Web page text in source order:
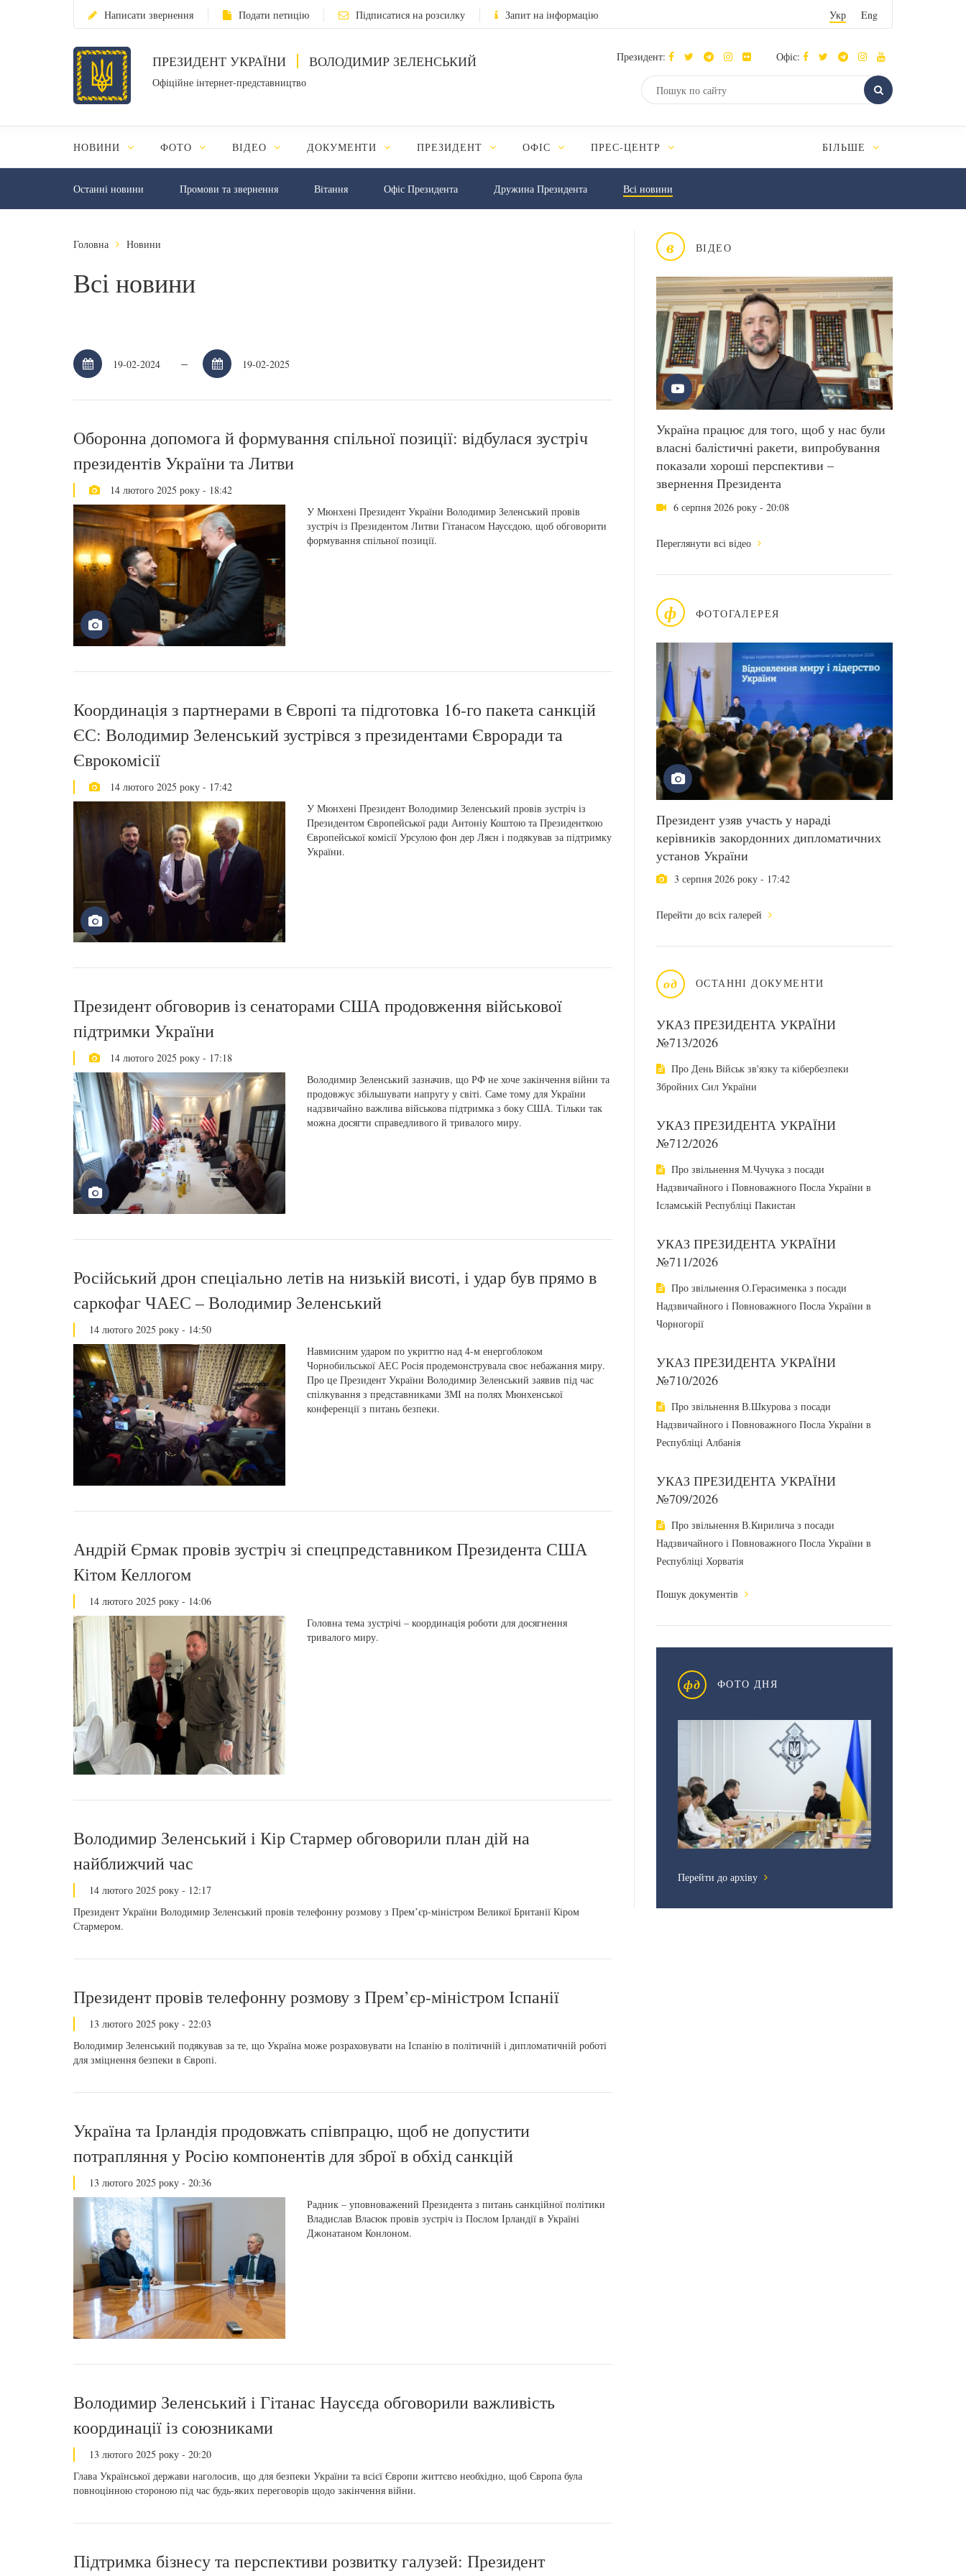
Написати звернення Подати петицію Підписатися на розсилку Запит на інформацію Укр Eng
ПРЕЗИДЕНТ УКРАЇНИ ВОЛОДИМИР ЗЕЛЕНСЬКИЙ
Офіційне інтернет-представництво
Президент: Офіс:
НОВИНИ ФОТО ВІДЕО ДОКУМЕНТИ ПРЕЗИДЕНТ ОФІС ПРЕС-ЦЕНТР БІЛЬШЕ
Останні новини Промови та звернення Вiтання Офіс Президента Дружина Президента Всі новини
в ВІДЕО
Україна працює для того, щоб у нас були
власні балістичні ракети, випробування
показали хороші перспективи –
звернення Президента
6 серпня 2026 року - 20:08
Переглянути всі відео
ф ФОТОГАЛЕРЕЯ
Президент узяв участь у нараді
керівників закордонних дипломатичних
установ України
3 серпня 2026 року - 17:42
Перейти до всіх галерей
од ОСТАННІ ДОКУМЕНТИ
УКАЗ ПРЕЗИДЕНТА УКРАЇНИ
№713/2026
Про День Військ зв'язку та кібербезпеки
Збройних Сил України
УКАЗ ПРЕЗИДЕНТА УКРАЇНИ
№712/2026
Про звільнення М.Чучука з посади
Надзвичайного і Повноважного Посла України в
Ісламській Республіці Пакистан
УКАЗ ПРЕЗИДЕНТА УКРАЇНИ
№711/2026
Про звільнення О.Герасименка з посади
Надзвичайного і Повноважного Посла України в
Чорногорії
УКАЗ ПРЕЗИДЕНТА УКРАЇНИ
№710/2026
Про звільнення В.Шкурова з посади
Надзвичайного і Повноважного Посла України в
Республіці Албанія
УКАЗ ПРЕЗИДЕНТА УКРАЇНИ
№709/2026
Про звільнення В.Кирилича з посади
Надзвичайного і Повноважного Посла України в
Республіці Хорватія
Пошук документів
фд ФОТО ДНЯ
Перейти до архіву
Головна Новини
Всі новини
–
Оборонна допомога й формування спільної позиції: відбулася зустріч
президентів України та Литви
14 лютого 2025 року - 18:42
У Мюнхені Президент України Володимир Зеленський провів
зустріч із Президентом Литви Гітанасом Наусєдою, щоб обговорити
формування спільної позиції.
Координація з партнерами в Європі та підготовка 16-го пакета санкцій
ЄС: Володимир Зеленський зустрівся з президентами Євроради та
Єврокомісії
14 лютого 2025 року - 17:42
У Мюнхені Президент Володимир Зеленський провів зустріч із
Президентом Європейської ради Антоніу Коштою та Президенткою
Європейської комісії Урсулою фон дер Ляєн і подякував за підтримку
України.
Президент обговорив із сенаторами США продовження військової
підтримки України
14 лютого 2025 року - 17:18
Володимир Зеленський зазначив, що РФ не хоче закінчення війни та
продовжує збільшувати напругу у світі. Саме тому для України
надзвичайно важлива військова підтримка з боку США. Тільки так
можна досягти справедливого й тривалого миру.
Російський дрон спеціально летів на низькій висоті, і удар був прямо в
саркофаг ЧАЕС – Володимир Зеленський
14 лютого 2025 року - 14:50
Навмисним ударом по укриттю над 4-м енергоблоком
Чорнобильської АЕС Росія продемонструвала своє небажання миру.
Про це Президент України Володимир Зеленський заявив під час
спілкування з представниками ЗМІ на полях Мюнхенської
конференції з питань безпеки.
Андрій Єрмак провів зустріч зі спецпредставником Президента США
Кітом Келлогом
14 лютого 2025 року - 14:06
Головна тема зустрічі – координація роботи для досягнення
тривалого миру.
Володимир Зеленський і Кір Стармер обговорили план дій на
найближчий час
14 лютого 2025 року - 12:17
Президент України Володимир Зеленський провів телефонну розмову з Премʼєр-міністром Великої Британії Кіром
Стармером.
Президент провів телефонну розмову з Прем’єр-міністром Іспанії
13 лютого 2025 року - 22:03
Володимир Зеленський подякував за те, що Україна може розраховувати на Іспанію в політичній і дипломатичній роботі
для зміцнення безпеки в Європі.
Україна та Ірландія продовжать співпрацю, щоб не допустити
потрапляння у Росію компонентів для зброї в обхід санкцій
13 лютого 2025 року - 20:36
Радник – уповноважений Президента з питань санкційної політики
Владислав Власюк провів зустріч із Послом Ірландії в Україні
Джонатаном Конлоном.
Володимир Зеленський і Гітанас Наусєда обговорили важливість
координації із союзниками
13 лютого 2025 року - 20:20
Глава Української держави наголосив, що для безпеки України та всієї Європи життєво необхідно, щоб Європа була
повноцінною стороною під час будь-яких переговорів щодо закінчення війни.
Підтримка бізнесу та перспективи розвитку галузей: Президент